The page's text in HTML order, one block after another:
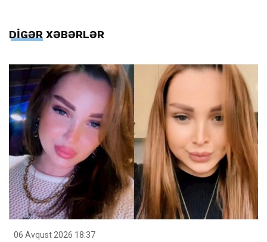
DİGƏR XƏBƏRLƏR
06 Avqust 2026 18:37